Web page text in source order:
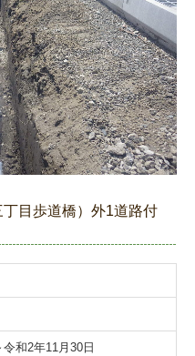
丁目歩道橋）外1道路付
和2年11月30日